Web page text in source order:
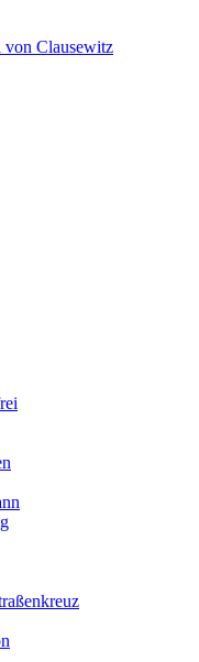
von Clausewitz